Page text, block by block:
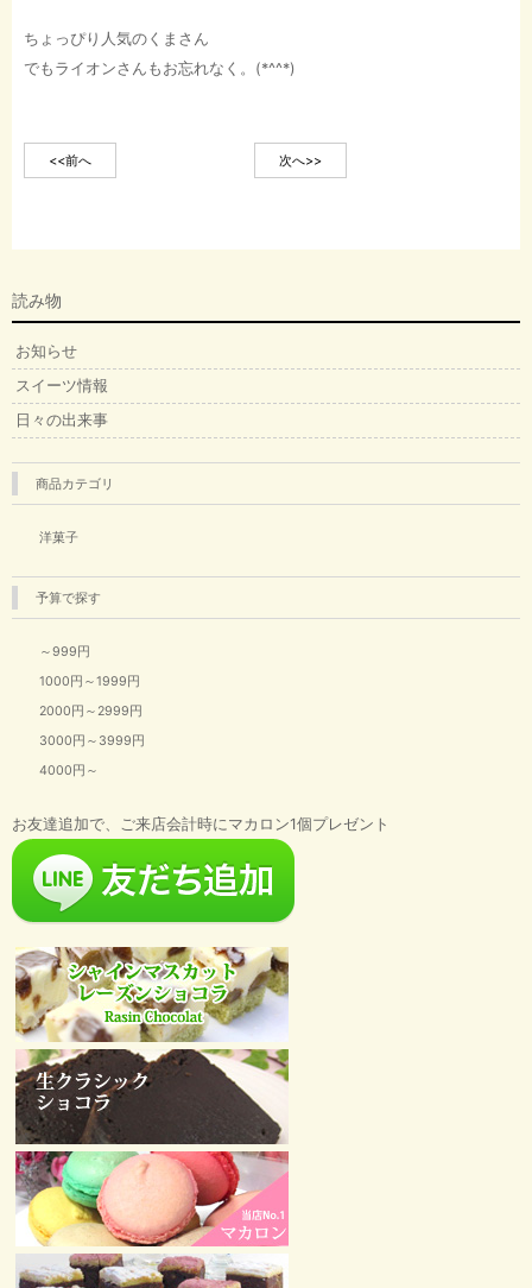
ちょっぴり人気のくまさん
でもライオンさんもお忘れなく。(*^^*)
<<前へ 次へ>>
読み物
お知らせ
スイーツ情報
日々の出来事
商品カテゴリ
洋菓子
予算で探す
～999円
1000円～1999円
2000円～2999円
3000円～3999円
4000円～
お友達追加で、ご来店会計時にマカロン1個プレゼント